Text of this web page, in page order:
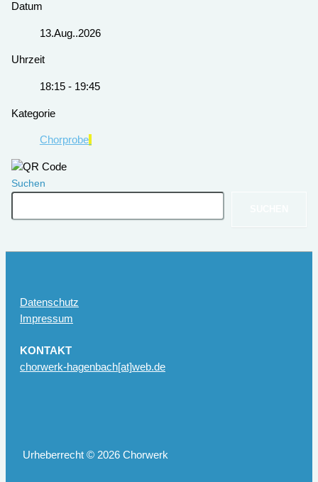
Datum
13.Aug..2026
Uhrzeit
18:15 - 19:45
Kategorie
Chorprobe
Suchen
Datenschutz
Impressum
KONTAKT
chorwerk-hagenbach[at]web.de
Urheberrecht © 2026 Chorwerk